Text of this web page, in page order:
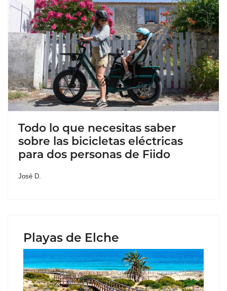
Todo lo que necesitas saber
sobre las bicicletas eléctricas
para dos personas de Fiido
José D.
Playas de Elche